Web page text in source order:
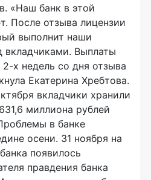
«Наш банк в этой
После отзыва лицензии
выполнит наши
вкладчиками. Выплаты
2-х недель со дня отзыва
Екатерина Хребтова.
вкладчики хранили
миллиона рублей
в банке
осени. 31 ноября на
появилось
правдения банка